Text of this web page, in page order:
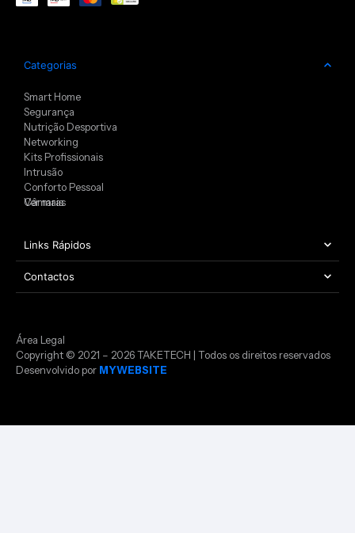
Categorias
Smart Home
Segurança
Nutrição Desportiva
Networking
Kits Profissionais
Intrusão
Conforto Pessoal
Câmaras
Ver mais
Links Rápidos
Contactos
Copyright © 2021 – 2026 TAKETECH | Todos os direitos reservados
Desenvolvido por MYWEBSITE
Área Legal